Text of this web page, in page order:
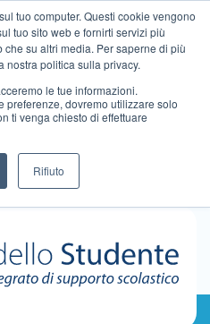
tuo computer. Questi cookie vengono
tuo sito web e fornirti servizi più
su altri media. Per saperne di più
nostra politica sulla privacy.
le tue informazioni.
preferenze, dovremo utilizzare solo
ti venga chiesto di effettuare
Rifiuto